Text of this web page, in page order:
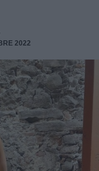
2022